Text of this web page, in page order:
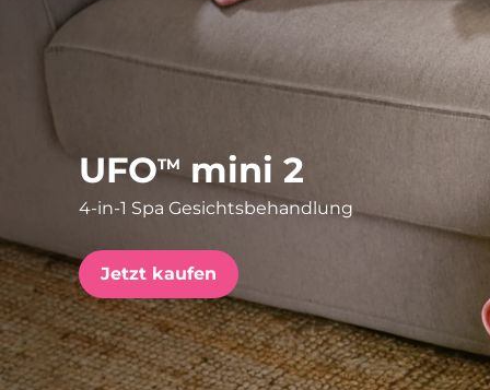
UFOTM mini 2
4-in-1 Spa Gesichtsbehandlung
Jetzt kaufen
NEU
FAQ™ Pure Beauty-Tech Elixir
BREAKING NEWS
issa™ Teeth Whitening Set
FAQ™ Dual LED Panel